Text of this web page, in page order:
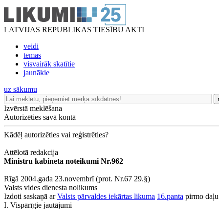
LATVIJAS REPUBLIKAS TIESĪBU AKTI
veidi
tēmas
visvairāk skatītie
jaunākie
uz sākumu
Izvērstā meklēšana
Autorizēties savā kontā
Kādēļ autorizēties vai reģistrēties?
Attēlotā redakcija
Ministru kabineta noteikumi Nr.962
Rīgā 2004.gada 23.novembrī (prot. Nr.67 29.§)
Valsts vides dienesta nolikums
Izdoti saskaņā arValsts pārvaldes iekārtas likuma 16.panta pirmo daļu
I. Vispārīgie jautājumi